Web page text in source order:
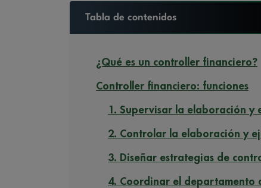
Tabla de contenidos
¿Qué es un controller financiero?
Controller financiero: funciones
1. Supervisar la elaboración y
2. Controlar la elaboración y
3. Diseñar estrategias de
4. Coordinar el departamento